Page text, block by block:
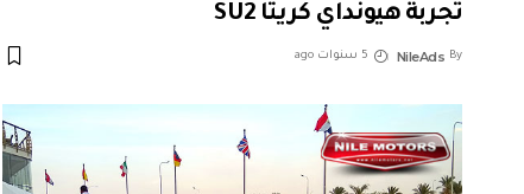
تجربة هيونداي كريتا SU2
By
NileAds 5 سنوات ago